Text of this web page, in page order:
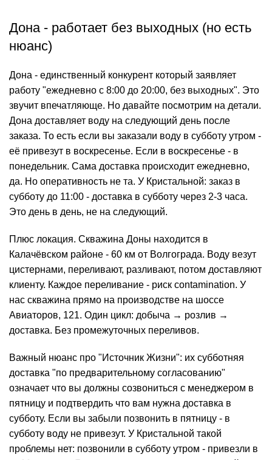
Дона - работает без выходных (но есть
нюанс)
Дона - единственный конкурент который заявляет
работу "ежедневно с 8:00 до 20:00, без выходных". Это
звучит впечатляюще. Но давайте посмотрим на детали.
Дона доставляет воду на следующий день после
заказа. То есть если вы заказали воду в субботу утром -
её привезут в воскресенье. Если в воскресенье - в
понедельник. Сама доставка происходит ежедневно,
да. Но оперативность не та. У Кристальной: заказ в
субботу до 11:00 - доставка в субботу через 2-3 часа.
Это день в день, не на следующий.
Плюс локация. Скважина Доны находится в
Калачёвском районе - 60 км от Волгограда. Воду везут
цистернами, переливают, разливают, потом доставляют
клиенту. Каждое переливание - риск contamination. У
нас скважина прямо на производстве на шоссе
Авиаторов, 121. Один цикл: добыча → розлив →
доставка. Без промежуточных переливов.
Важный нюанс про "Источник Жизни": их субботняя
доставка "по предварительному согласованию"
означает что вы должны созвониться с менеджером в
пятницу и подтвердить что вам нужна доставка в
субботу. Если вы забыли позвонить в пятницу - в
субботу воду не привезут. У Кристальной такой
проблемы нет: позвонили в субботу утром - привезли в